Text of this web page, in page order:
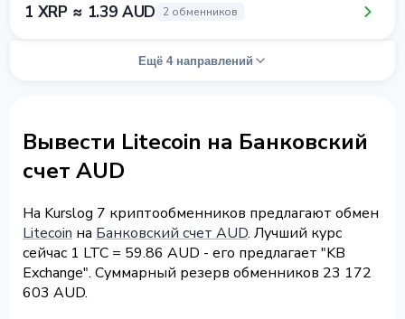
1 XRP ≈ 1.39 AUD 2 обменников
Ещё 4 направлений
Вывести Litecoin на Банковский
счет AUD
На Kurslog 7 криптообменников предлагают обмен
Litecoin на Банковский счет AUD. Лучший курс
сейчас 1 LTC = 59.86 AUD - его предлагает "KB
Exchange". Суммарный резерв обменников 23 172
603 AUD.